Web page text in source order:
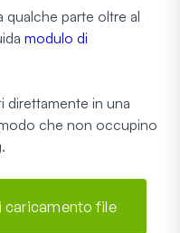
qualche parte oltre al
modulo di
direttamente in una
che non occupino
caricamento file